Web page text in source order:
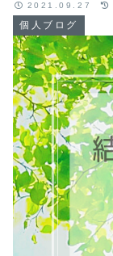
個人ブログ
2021.09.27